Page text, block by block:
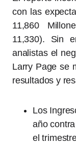
con las
11,860
11,330). Sin
analistas el
Larry Page se
resultados y
Los
año
el